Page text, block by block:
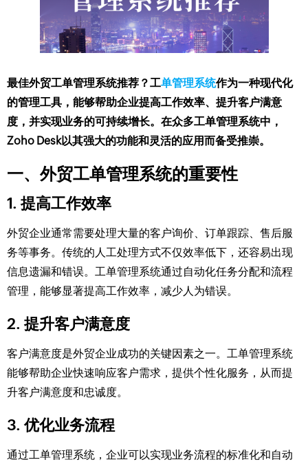
最佳外贸工单管理系统推荐？工单管理系统作为一种现代化
的管理工具，能够帮助企业提高工作效率、提升客户满意
度，并实现业务的可持续增长。在众多工单管理系统中，
Zoho Desk以其强大的功能和灵活的应用而备受推崇。
一、外贸工单管理系统的重要性
1. 提高工作效率
外贸企业通常需要处理大量的客户询价、订单跟踪、售后服
务等事务。传统的人工处理方式不仅效率低下，还容易出现
信息遗漏和错误。工单管理系统通过自动化任务分配和流程
管理，能够显著提高工作效率，减少人为错误。
2. 提升客户满意度
客户满意度是外贸企业成功的关键因素之一。工单管理系统
能够帮助企业快速响应客户需求，提供个性化服务，从而提
升客户满意度和忠诚度。
3. 优化业务流程
通过工单管理系统，企业可以实现业务流程的标准化和自动